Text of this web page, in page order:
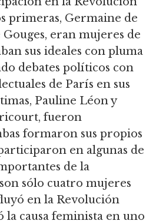
primeras, Germaine de
eran mujeres de
sus ideales con pluma
debates políticos con
de París en sus
Pauline Léon y
fueron
formaron sus propios
en algunas de
de la
sólo cuatro mujeres
en la Revolución
la causa feminista en uno